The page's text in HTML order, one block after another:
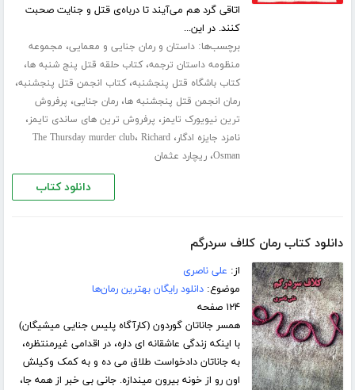
اتاقی گرد هم می‌آیند تا درباه‌ی قتل و جنایت صحبت
کنند. در این...
برچسب‌ها:داستان و رمان جنایی و معمایی، مجموعه
منظومه داستان ترجمه،کتاب حلقه قتل پنج شنبه ها،
کتاب باشگاه قتل پنجشنبه،کتاب انجمن قتل پنجشنبه،
رمان انجمن قتل پنجشنبه ها،رمان جنایی، پرفروش
ترین نیویورک تایمز، پرفروش ترین های ساندی تایمز،
نامزد جایزه ادگار، The Thursday murder club، Richard
Osman،ریچارد عثمان
دانلود کتاب
دانلود کتاب رمان کلاف سردرگم
از: علی ناصری
موضوع:دانلود رایگان بهترین رمان‌ها
۱۲۴ صفحه
همسر جاناتان گوردون (کارآگاه پلیس جنایی میشیگان)
با اینکه زندگی عاشقانه ای داره، در اقدامی غیرمنتظره،
به جاناتان دادخواست طلاق می ده و به کمک وکیلش
اون رو از خونه بیرون میندازه. جانی بی خبر از همه جا،